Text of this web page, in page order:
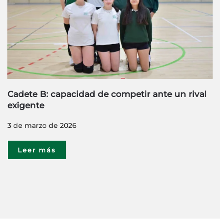
Cadete B: capacidad de competir ante un rival
exigente
3 de marzo de 2026
Leer más